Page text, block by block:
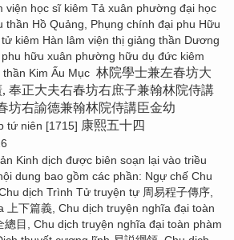
viện học sĩ kiêm Tả xuân phường đại học
thần Hồ Quảng, Phụng chính đại phu Hữu
kiêm Hàn lâm viện thị giảng thần Dương
hữu xuân phường hữu dụ đức kiêm
Kim Ấu Mục 林院學士兼左春坊大
奉正大夫右春坊右庶子兼翰林院侍講
坊右諭德兼翰林院侍講臣金幼
tứ niên [1715] 康熙五十四
Kinh dịch được biên soạn lại vào triều
dung bao gồm các phần: Ngự chế Chu
dịch Trình Tử truyện tự 周易程子傳序,
上下篇義, Chu dịch truyện nghĩa đại toàn
總目, Chu dịch truyện nghĩa đại toàn phàm